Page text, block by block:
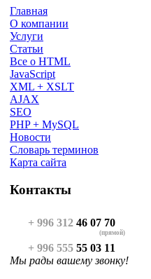
Главная
О компании
Услуги
Статьи
Все о HTML
JavaScript
XML + XSLT
AJAX
SEO
PHP + MySQL
Новости
Словарь терминов
Карта сайта
Контакты
+ 996 312 46 07 70
(прямой)
+ 996 555 55 03 11
Мы рады вашему звонку!